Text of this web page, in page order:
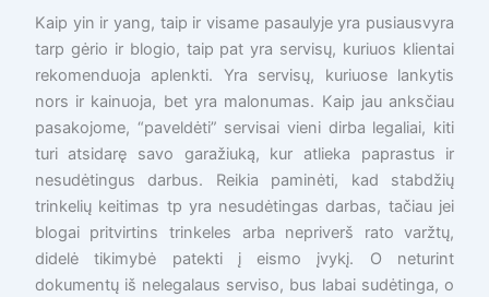
Kaip yin ir yang, taip ir visame pasaulyje yra pusiausvyra
tarp gėrio ir blogio, taip pat yra servisų, kuriuos klientai
rekomenduoja aplenkti. Yra servisų, kuriuose lankytis
nors ir kainuoja, bet yra malonumas. Kaip jau anksčiau
pasakojome, “paveldėti” servisai vieni dirba legaliai, kiti
turi atsidarę savo garažiuką, kur atlieka paprastus ir
nesudėtingus darbus. Reikia paminėti, kad stabdžių
trinkelių keitimas tp yra nesudėtingas darbas, tačiau jei
blogai pritvirtins trinkeles arba nepriverš rato varžtų,
didelė tikimybė patekti į eismo įvykį. O neturint
dokumentų iš nelegalaus serviso, bus labai sudėtinga, o